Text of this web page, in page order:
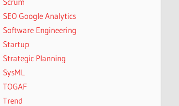
SEO Google Analytics
Software Engineering
Startup
Strategic Planning
SysML
TOGAF
Trend